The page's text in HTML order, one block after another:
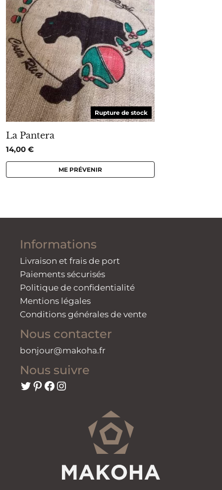
Rupture de stock
La Pantera
14,00 €
ME PRÉVENIR
Informations
Livraison et frais de port
Paiements sécurisés
Politique de confidentialité
Mentions légales
Conditions générales de vente
Nous contacter
bonjour@makoha.fr
Nous suivre
Twitter
Pinterest
Facebook
Instagram